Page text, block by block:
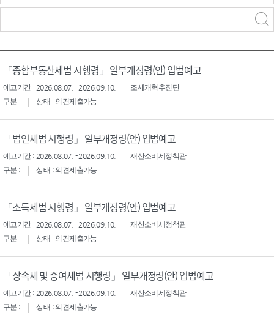
「종합부동산세법 시행령」 일부개정령(안) 입법예고
예고기간 : 2026.08.07. - 2026.09.10.
조세개혁추진단
구분 :
상태 : 의견제출가능
「법인세법 시행령」 일부개정령(안) 입법예고
예고기간 : 2026.08.07. - 2026.09.10.
재산소비세정책관
구분 :
상태 : 의견제출가능
「소득세법 시행령」 일부개정령(안) 입법예고
예고기간 : 2026.08.07. - 2026.09.10.
재산소비세정책관
구분 :
상태 : 의견제출가능
「상속세 및 증여세법 시행령」 일부개정령(안) 입법예고
예고기간 : 2026.08.07. - 2026.09.10.
재산소비세정책관
구분 :
상태 : 의견제출가능